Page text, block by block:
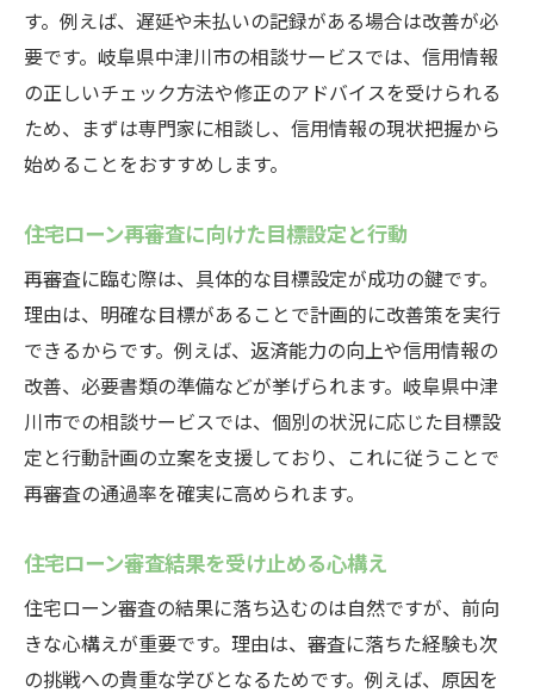
す。例えば、遅延や未払いの記録がある場合は改善が必
要です。岐阜県中津川市の相談サービスでは、信用情報
の正しいチェック方法や修正のアドバイスを受けられる
ため、まずは専門家に相談し、信用情報の現状把握から
始めることをおすすめします。
住宅ローン再審査に向けた目標設定と行動
再審査に臨む際は、具体的な目標設定が成功の鍵です。
理由は、明確な目標があることで計画的に改善策を実行
できるからです。例えば、返済能力の向上や信用情報の
改善、必要書類の準備などが挙げられます。岐阜県中津
川市での相談サービスでは、個別の状況に応じた目標設
定と行動計画の立案を支援しており、これに従うことで
再審査の通過率を確実に高められます。
住宅ローン審査結果を受け止める心構え
住宅ローン審査の結果に落ち込むのは自然ですが、前向
きな心構えが重要です。理由は、審査に落ちた経験も次
の挑戦への貴重な学びとなるためです。例えば、原因を